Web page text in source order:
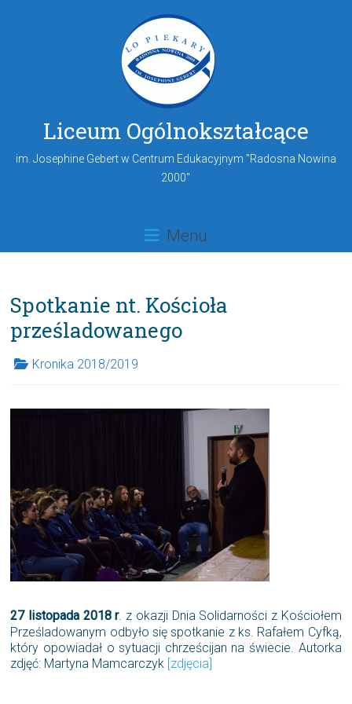
Liceum Ogólnokształcące
im. Josephine Gebert w Centrum Edukacyjnym "Radosna Nowina
2000"
Menu
Spotkanie nt. Kościoła
prześladowanego
Kronika 2018/2019
27 listopada 2018 r. z okazji Dnia Solidarności z Kościołem
Prześladowanym odbyło się spotkanie z ks. Rafałem Cyfką,
który opowiadał o sytuacji chrześcijan na świecie. Autorka
zdjęć: Martyna Mamcarczyk [zdjęcia]